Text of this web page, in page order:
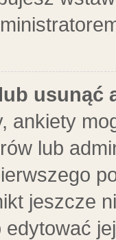
usunąć
ankiety
lub
jeszcze